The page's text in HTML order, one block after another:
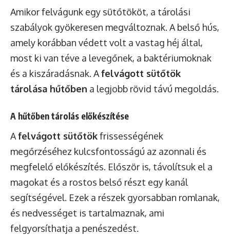
Amikor felvágunk egy sütőtököt, a tárolási
szabályok gyökeresen megváltoznak. A belső hús,
amely korábban védett volt a vastag héj által,
most ki van téve a levegőnek, a baktériumoknak
és a kiszáradásnak. Afelvágott sütőtök
tárolása hűtőben a legjobb rövid távú megoldás.
A hűtőben tárolás előkészítése
Afelvágott sütőtökfrissességének
megőrzéséhez kulcsfontosságú az azonnali és
megfelelő előkészítés. Először is, távolítsuk el a
magokat és a rostos belső részt egy kanál
segítségével. Ezek a részek gyorsabban romlanak,
és nedvességet is tartalmaznak, ami
felgyorsíthatja a penészedést.